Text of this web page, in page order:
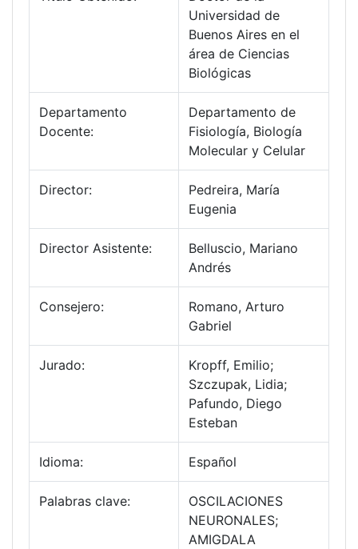
Universidad de
Buenos Aires en el
área de Ciencias
Biológicas
Departamento
Docente:
Departamento de
Fisiología, Biología
Molecular y Celular
Director:
Pedreira, María
Eugenia
Director Asistente:
Belluscio, Mariano
Andrés
Consejero:
Romano, Arturo
Gabriel
Jurado:
Kropff, Emilio;
Szczupak, Lidia;
Pafundo, Diego
Esteban
Idioma: Español
Palabras clave:
OSCILACIONES
NEURONALES;
AMIGDALA